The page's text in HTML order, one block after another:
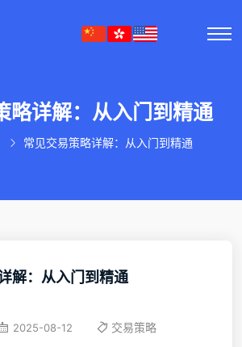
略详解：从入门到精通
常见交易策略详解：从入门到精通
解：从入门到精通
2025-08-12 交易策略